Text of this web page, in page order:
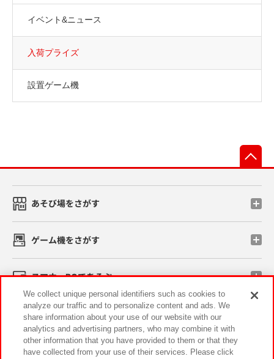
イベント&ニュース
入荷プライズ
設置ゲーム機
あそび場をさがす
ゲーム機をさがす
スマホ・PCであそぶ
イベント・キャンペーン
We collect unique personal identifiers such as cookies to
analyze our traffic and to personalize content and ads. We
share information about your use of our website with our
analytics and advertising partners, who may combine it with
other information that you have provided to them or that they
have collected from your use of their services. Please click